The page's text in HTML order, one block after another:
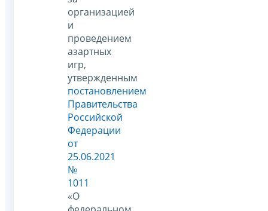
организацией
и
проведением
азартных
игр,
утвержденным
постановлением
Правительства
Российской
Федерации
от
25.06.2021
№
1011
«О